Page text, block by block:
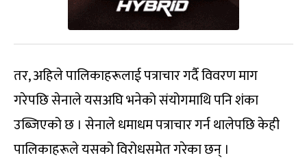
तर, अहिले पालिकाहरूलाई पत्राचार गर्दै विवरण माग
गरेपछि सेनाले यसअघि भनेको संयोगमाथि पनि शंका
उब्जिएको छ । सेनाले धमाधम पत्राचार गर्न थालेपछि केही
पालिकाहरूले यसको विरोधसमेत गरेका छन् ।